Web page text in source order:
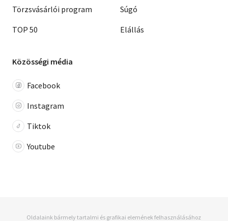
Törzsvásárlói program
TOP 50
Súgó
Elállás
Közösségi média
Facebook
Instagram
Tiktok
Youtube
Oldalaink bármely tartalmi és grafikai elemének felhasználásához